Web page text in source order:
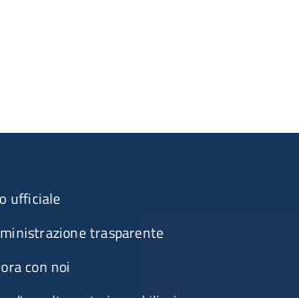
organizzazione
ufficiale
trasparente
con noi